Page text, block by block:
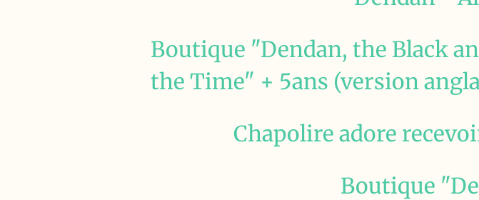
Boutique "Dendan, the Black
the Time" + 5ans (version
Chapolire adore
Boutique